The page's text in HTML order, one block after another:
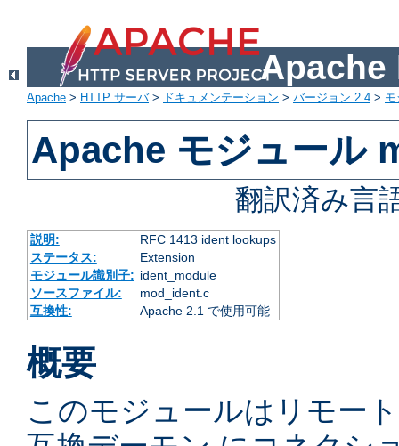
Apache
Apache > HTTP サーバ> ドキュメンテーション > バージョン 2.4 >
Apache モジュール
翻訳済み言
説明:
RFC 1413 ident lookups
ステータス:
Extension
モジュール識別子: ident_module
ソースファイル:
mod_ident.c
互換性:
Apache 2.1 で使用可能
概要
このモジュールはリモー